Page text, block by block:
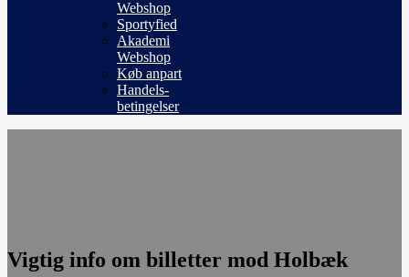
Webshop
Sportyfied
Akademi
Webshop
Køb anpart
Handels-
betingelser
Vigtig info om billetter mod Holbæk